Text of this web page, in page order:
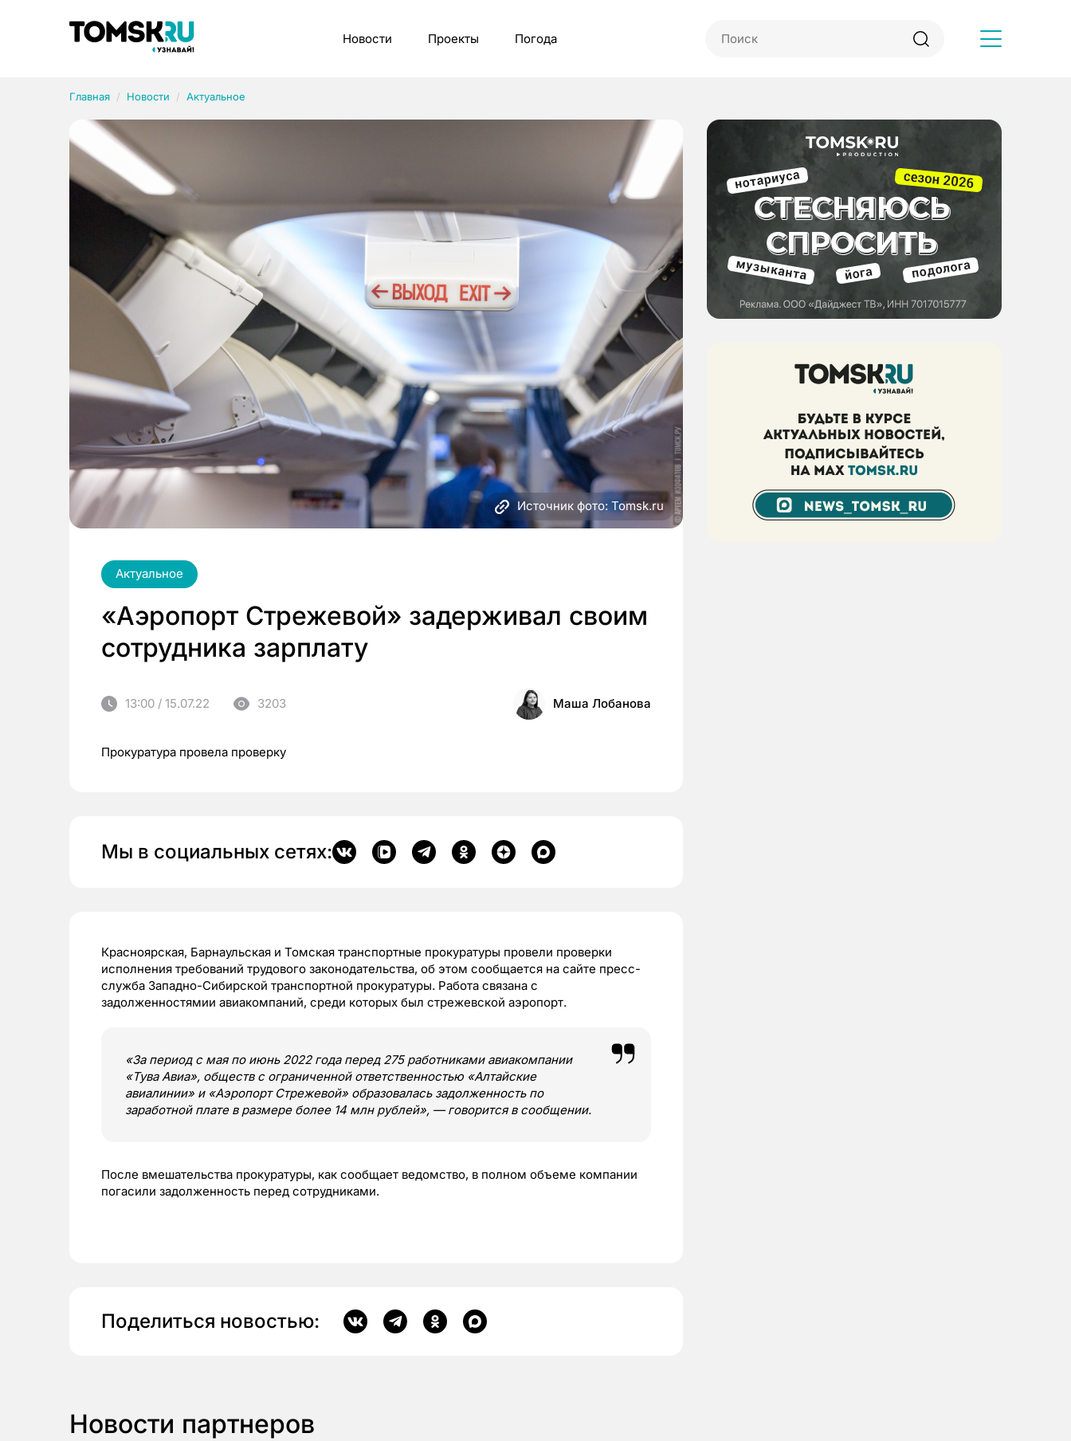
Новости Проекты Погода
Главная Новости Актуальное
Источник фото: Tomsk.ru
Актуальное
«Аэропорт Стрежевой» задерживал своим
сотрудника зарплату
13:00 / 15.07.22 3203 Маша Лобанова
Прокуратура провела проверку
Мы в социальных сетях:
Красноярская, Барнаульская и Томская транспортные прокуратуры провели проверки
исполнения требований трудового законодательства, об этом сообщается на сайте пресс-
служба Западно-Сибирской транспортной прокуратуры. Работа связана с
задолженностямии авиакомпаний, среди которых был стрежевской аэропорт.
«За период с мая по июнь 2022 года перед 275 работниками авиакомпании
«Тува Авиа», обществ с ограниченной ответственностью «Алтайские
авиалинии» и «Аэропорт Стрежевой» образовалась задолженность по
заработной плате в размере более 14 млн рублей», — говорится в сообщении.
После вмешательства прокуратуры, как сообщает ведомство, в полном объеме компании
погасили задолженность перед сотрудниками.
Поделиться новостью:
Новости партнеров
Рубрики